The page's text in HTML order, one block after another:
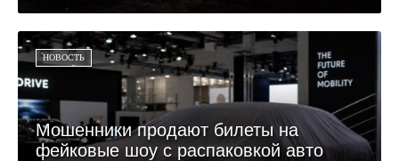
НОВОСТЬ
Мошенники продают билеты на
фейковые шоу с распаковкой авто